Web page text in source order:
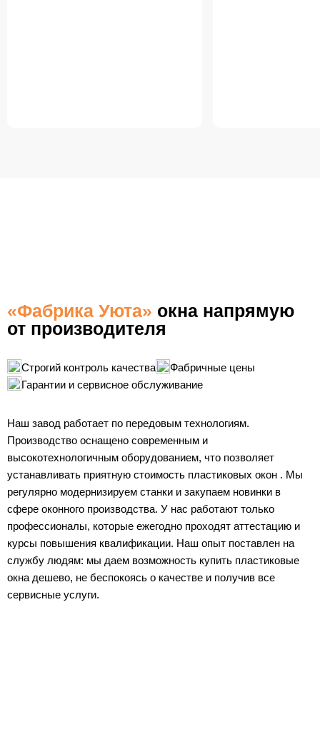
«Фабрика Уюта» окна напрямую
от производителя
Строгий контроль качества
Фабричные цены
Гарантии и сервисное обслуживание
Наш завод работает по передовым технологиям.
Производство оснащено современным и
высокотехнологичным оборудованием, что позволяет
устанавливать приятную стоимость пластиковых окон . Мы
регулярно модернизируем станки и закупаем новинки в
сфере оконного производства. У нас работают только
профессионалы, которые ежегодно проходят аттестацию и
курсы повышения квалификации. Наш опыт поставлен на
службу людям: мы даем возможность купить пластиковые
окна дешево, не беспокоясь о качестве и получив все
сервисные услуги.